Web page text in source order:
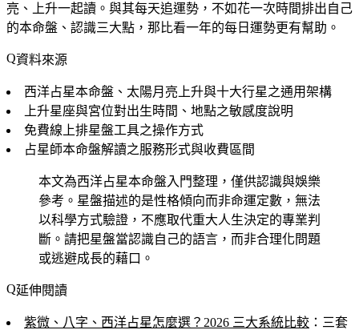
亮、上升一起讀。與其每天追運勢，不如花一次時間排出自己
的本命盤、認識三大點，那比看一年的每日運勢更有幫助。
資料來源
西洋占星本命盤、太陽月亮上升與十大行星之通用架構
上升星座與宮位對出生時間、地點之敏感度說明
免費線上排星盤工具之操作方式
占星師本命盤解讀之服務形式與收費區間
本文為西洋占星本命盤入門整理，僅供認識與娛樂
參考。星盤描述的是性格傾向而非命運定數，無法
以科學方式驗證，不應取代重大人生決定的專業判
斷。請把星盤當認識自己的語言，而非合理化問題
或逃避成長的藉口。
延伸閱讀
紫微、八字、西洋占星怎麼選？2026 三大系統比較 ：三套